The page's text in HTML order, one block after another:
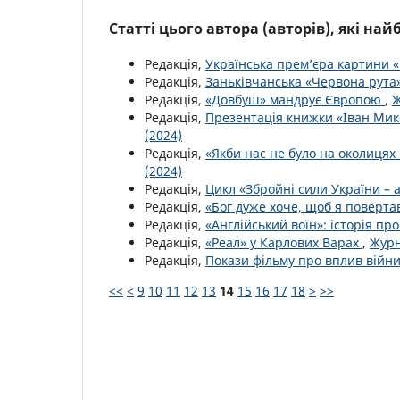
Статті цього автора (авторів), які
Редакція, Українська прем’єра картини
Редакція, Заньківчанська «Червона
Редакція, «Довбуш» мандрує Європою ,
Редакція, Презентація книжки «Іван
(2024)
Редакція, «Якби нас не було на
(2024)
Редакція, Цикл «Збройні сили України –
Редакція, «Бог дуже хоче, щоб я
Редакція, «Англійський воїн»: історія
Редакція, «Реал» у Карлових Варах ,
Редакція, Покази фільму про вплив
<< < 9 10 11 12 13 14 15 16 17 18 > >>